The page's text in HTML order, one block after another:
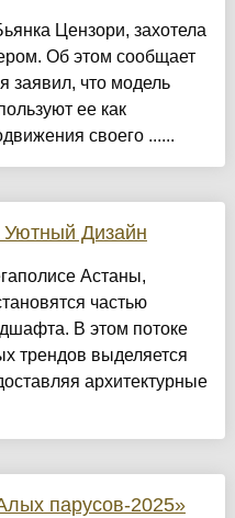
Цензори, захотела
Об этом сообщает
заявил, что модель
ее как
своего ......
Уютный Дизайн
Астаны,
частью
В этом потоке
трендов выделяется
архитектурные
парусов-2025»